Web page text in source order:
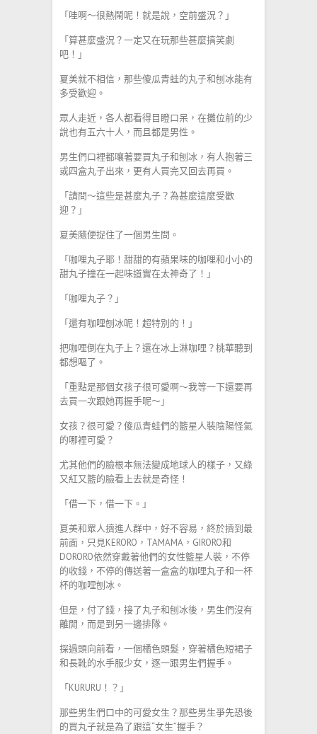
「哇啊～很熱鬧呢！就是說，空前盛況？」
「算甚麼盛況？一定又在玩那些甚麼搞笑劇
吧！」
夏美就不相信，那些傻瓜青蛙的丸子和刨冰能有
多受歡迎。
眾人走近，各人都看得目瞪口呆，在攤位前的少
說也有五六十人，而且都是男性。
男生們口裡都嚷著要買丸子和刨冰，有人抱著三
或四盒丸子出來，更有人買完又回去再買。
「請問～這些是甚麼丸子？為甚麼這麼受歡
迎？」
夏美隨便捉住了一個男生問。
「咖哩丸子耶！甜甜的有蘋果味的咖哩和小小的
甜丸子撞在一起味道實在太神奇了！」
「咖哩丸子？」
「還有咖哩刨冰呢！超特別的！」
把咖哩倒在丸子上？還在冰上淋咖哩？桃華聽到
都想嘔了。
「重點是那個女孩子很可愛啊～我等一下還要再
去買一次跟她再握手呢～」
女孩？很可愛？傻瓜青蛙們的籃星人裝陰陽怪氣
的哪裡可愛？
尤其他們的臉根本無法變成地球人的樣子，又綠
又紅又籃的臉看上去就是奇怪！
「借一下，借一下。」
夏美和眾人擠進人群中，好不容易，終於擠到最
前面，只見KERORO，TAMAMA，GIRORO和
DORORO依然穿戴著他們的女性籃星人裝，不停
的收錢，不停的傳送著一盒盒的咖哩丸子和一杯
杯的咖哩刨冰。
但是，付了錢，接了丸子和刨冰後，男生們沒有
離開，而是到另一邊排隊。
探過頭向前看，一個橘色頭髮，穿著橘色短裙子
和長靴的水手服少女，逐一跟男生們握手。
「KURURU！？」
那些男生們口中的可愛女生？那些男生爭先恐後
的買丸子就是為了跟這“女生”握手？